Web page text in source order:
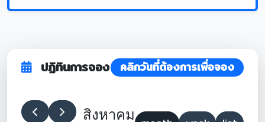
ปฏิทินการจอง คลิกวันที่ต้องการเพื่อจอง
สิงหาคม